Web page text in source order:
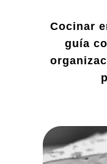
Cocinar
guía